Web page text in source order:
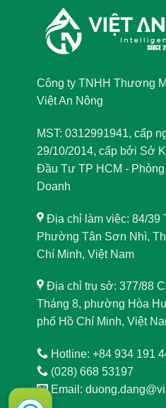
Công ty TNHH Thương
Việt An Nông
MST: 0312991941, cấp
29/10/2014, cấp bởi Sở
Đầu Tư TP HCM -
Doanh
Địa chỉ làm việc: 84/39
Phường Tân Sơn Nhì,
Chí Minh, Việt Nam
Địa chỉ trụ sở: 377/88
Tháng 8, phường Hòa
phố Hồ Chí Minh, Việt
Hotline: +84 934 191
(028) 668 53197
Email: